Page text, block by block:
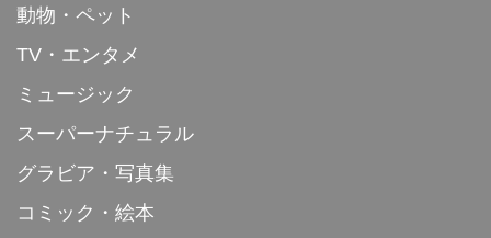
動物・ペット
TV・エンタメ
ミュージック
スーパーナチュラル
グラビア・写真集
コミック・絵本